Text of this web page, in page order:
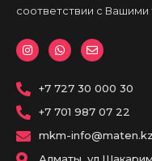
соответствии с
I
n
s
a
g
r
a
m
W
h
a
s
p
E
n
v
p
+7 727 30 000 30
+7 701 987 07 22
mkm-info@maten.kz